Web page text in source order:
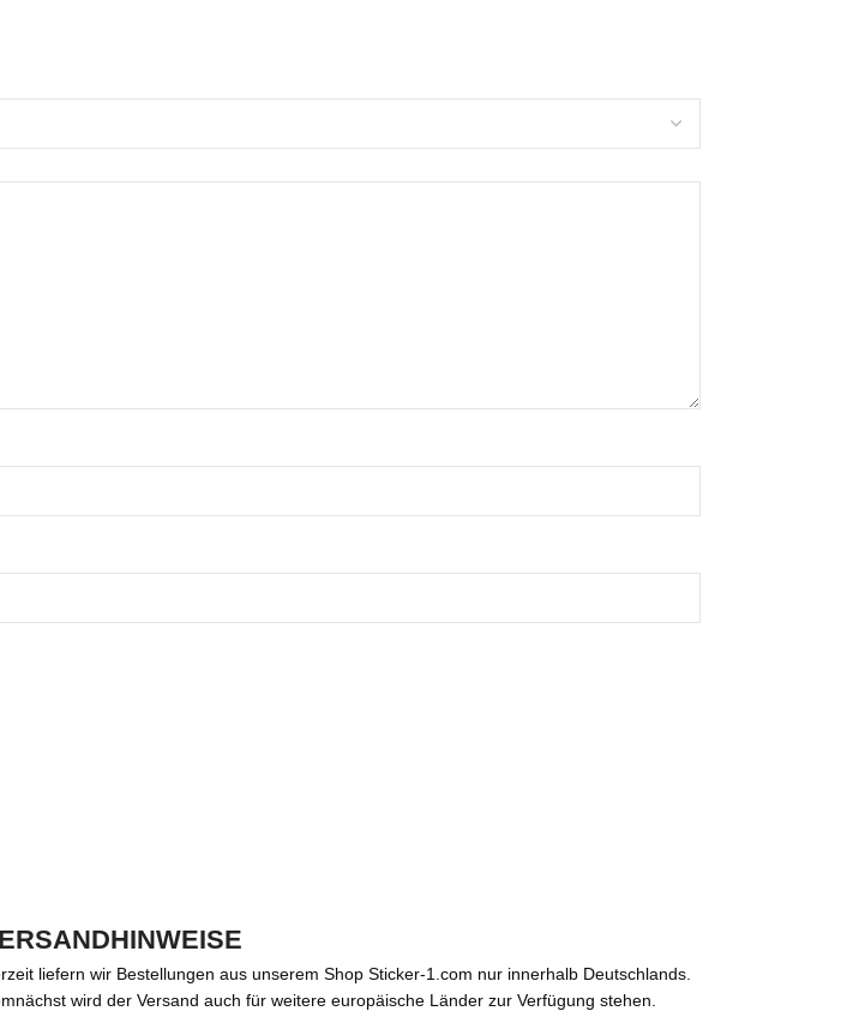
liefern wir Bestellungen aus unserem Shop Sticker-1.com nur innerhalb Deutschlands.
wird der Versand auch für weitere europäische Länder zur Verfügung stehen.